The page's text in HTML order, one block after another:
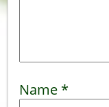
Name *